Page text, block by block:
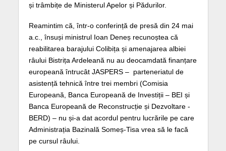
și trâmbițe de Ministerul Apelor și Pădurilor.
Reamintim că, într-o conferință de presă din 24 mai
a.c., însuși ministrul Ioan Deneș recunoștea că
reabilitarea barajului Colibița și amenajarea albiei
râului Bistrița Ardeleană nu au deocamdată finanțare
europeană întrucât JASPERS – parteneriatul de
asistență tehnică între trei membri (Comisia
Europeană, Banca Europeană de Investiții – BEI și
Banca Europeană de Reconstrucție și Dezvoltare -
BERD) – nu și-a dat acordul pentru lucrările pe care
Administrația Bazinală Someș-Tisa vrea să le facă
pe cursul râului.